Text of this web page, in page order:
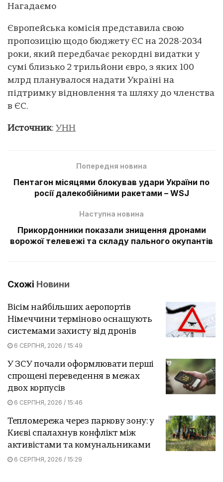
Нагадаємо
Європейська комісія представила свою
пропозицію щодо бюджету ЄС на 2028-2034
роки, який передбачає рекордні видатки у
сумі близько 2 трильйони євро, з яких 100
млрд планувалося надати Україні на
підтримку відновлення та шляху до членства
в ЄС.
Источник: УНН
Попередня новина
Пентагон місяцями блокував удари України по
росії далекобійними ракетами – WSJ
Наступна новина
Прикордонники показали знищення дронами
ворожої телевежі та складу пального окупантів
Схожі Новини
Вісім найбільших аеропортів
Німеччини терміново оснащують
системами захисту від дронів
6 СЕРПНЯ, 2026 / 15:49
У ЗСУ почали оформлювати перші
спрощені переведення в межах
двох корпусів
6 СЕРПНЯ, 2026 / 15:46
Тепломережа через паркову зону: у
Києві спалахнув конфлікт між
активістами та комунальниками
6 СЕРПНЯ, 2026 / 15:29